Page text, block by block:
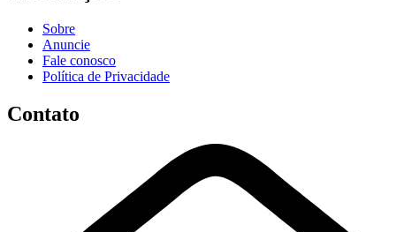
Sobre
Anuncie
Fale conosco
Política de Privacidade
Contato